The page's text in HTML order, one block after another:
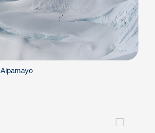
Alpamayo